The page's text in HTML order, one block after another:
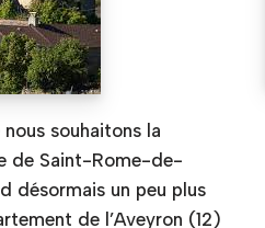
souhaitons la
de Saint-Rome-de-
désormais un peu plus
de l’Aveyron (12)